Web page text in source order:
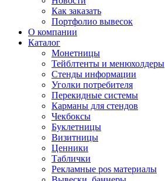
Как заказать
Портфолио вывесок
О компании
Каталог
Монетницы
Тейблтенты и менюхолдеры
Стенды информации
Уголки потребителя
Перекидные системы
Карманы для стендов
Чекбоксы
Буклетницы
Визитницы
Ценники
Таблички
Рекламные pos материалы